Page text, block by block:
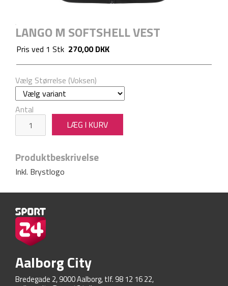
LANGO M SOFTSHELL VEST
Pris ved 1 Stk 270,00 DKK
Vælg Størrelse (Voksen)
Antal
Produktbeskrivelse
Inkl. Brystlogo
Aalborg City
Bredegade 2, 9000 Aalborg, tlf. 98 12 16 22,